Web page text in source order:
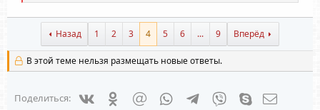
а
к
и
:
Назад 1 2 3 4 5 6 ... 9 Вперёд
В этой теме нельзя размещать новые ответы.
Поделиться: VkontakteOdnoklassniki
Mail.ru WhatsAppTelegramViber Skype